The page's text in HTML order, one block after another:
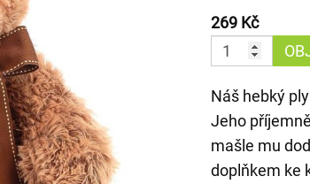
269 Kč
Náš hebký
Jeho
mašle mu
doplňkem ke